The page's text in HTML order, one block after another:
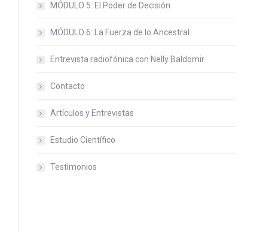
MÓDULO 5: El Poder de Decisión
MÓDULO 6: La Fuerza de lo Ancestral
Entrevista radiofónica con Nelly Baldomir
Contacto
Artículos y Entrevistas
Estudio Científico
Testimonios